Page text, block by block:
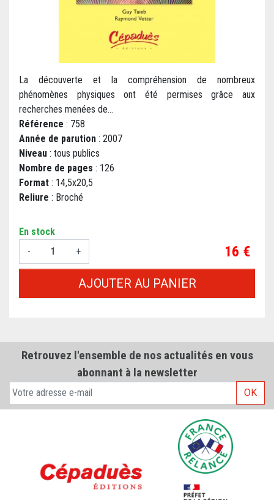
La découverte et la compréhension de nombreux
phénomènes physiques ont été permises grâce aux
recherches menées de...
Référence : 758
Année de parution : 2007
Niveau : tous publics
Nombre de pages : 126
Format : 14,5x20,5
Reliure : Broché
En stock
-
+ Prix
16 €
AJOUTER AU PANIER
Retrouvez l'ensemble de nos actualités en vous
abonnant à la newsletter
OK